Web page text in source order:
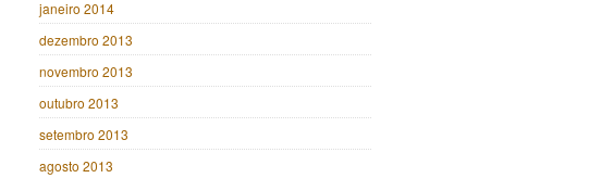
janeiro 2014
dezembro 2013
novembro 2013
outubro 2013
setembro 2013
agosto 2013